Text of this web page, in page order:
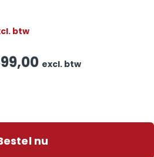
excl. btw
btw
nu